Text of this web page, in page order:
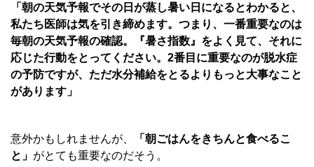
「朝の天気予報でその日が蒸し暑い日になるとわかると、
私たち医師は気を引き締めます。つまり、一番重要なのは
毎朝の天気予報の確認。『暑さ指数』をよく見て、それに
応じた行動をとってください。2番目に重要なのが脱水症
の予防ですが、ただ水分補給をとるよりもっと大事なこと
があります」
意外かもしれませんが、
「朝ごはんをきちんと食べるこ
と」 がとても重要なのだそう。